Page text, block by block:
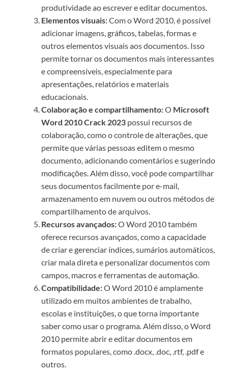
produtividade ao escrever e editar documentos.
Elementos visuais:Com o Word 2010, é possível
adicionar imagens, gráficos, tabelas, formas e
outros elementos visuais aos documentos. Isso
permite tornar os documentos mais interessantes
e compreensíveis, especialmente para
apresentações, relatórios e materiais
educacionais.
Colaboração e compartilhamento:O Microsoft
Word 2010 Crack 2023 possui recursos de
colaboração, como o controle de alterações, que
permite que várias pessoas editem o mesmo
documento, adicionando comentários e sugerindo
modificações. Além disso, você pode compartilhar
seus documentos facilmente por e-mail,
armazenamento em nuvem ou outros métodos de
compartilhamento de arquivos.
Recursos avançados:O Word 2010 também
oferece recursos avançados, como a capacidade
de criar e gerenciar índices, sumários automáticos,
criar mala direta e personalizar documentos com
campos, macros e ferramentas de automação.
Compatibilidade:O Word 2010 é amplamente
utilizado em muitos ambientes de trabalho,
escolas e instituições, o que torna importante
saber como usar o programa. Além disso, o Word
2010 permite abrir e editar documentos em
formatos populares, como .docx, .doc, .rtf, .pdf e
outros.